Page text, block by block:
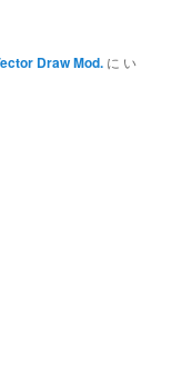
Draw Mod. に い